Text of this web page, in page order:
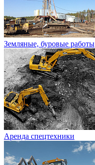
Земляные, буровые работы
Аренда спецтехники